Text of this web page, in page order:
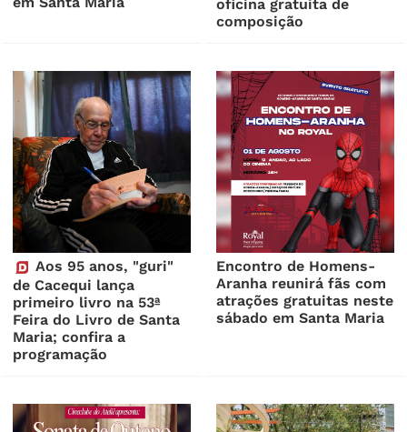
oficina gratuita de
composição
Aos 95 anos, "guri"
de Cacequi lança
primeiro livro na 53ª
Feira do Livro de Santa
Maria; confira a
programação
Encontro de Homens-
Aranha reunirá fãs com
atrações gratuitas neste
sábado em Santa Maria